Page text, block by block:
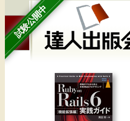
試験公開中